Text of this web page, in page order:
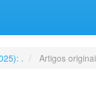
. Artigos